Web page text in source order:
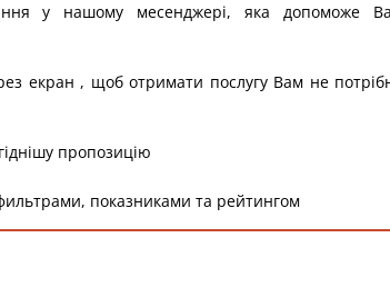
у нашому месенджері, яка допоможе
екран , щоб отримати послугу Вам не
пропозицію
показниками та рейтингом